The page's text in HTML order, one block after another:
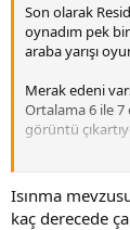
Son olarak
oynadım pek
araba yarışı
Merak edeni
Ortalama 6 ile
görüntü
Bir süre sonra
USB olmasına
en az 1 TB lik
Isınma
kaç derecede